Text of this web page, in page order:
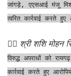
जांगड़े, एएसआई मंजू
त्वरित कार्रवाई करते
👉🏻 श्री शशि मोहन
विरुद्ध अपराधों को
कार्रवाई करते हुए